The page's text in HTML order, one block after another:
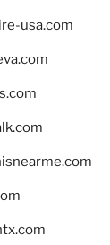
usa.com